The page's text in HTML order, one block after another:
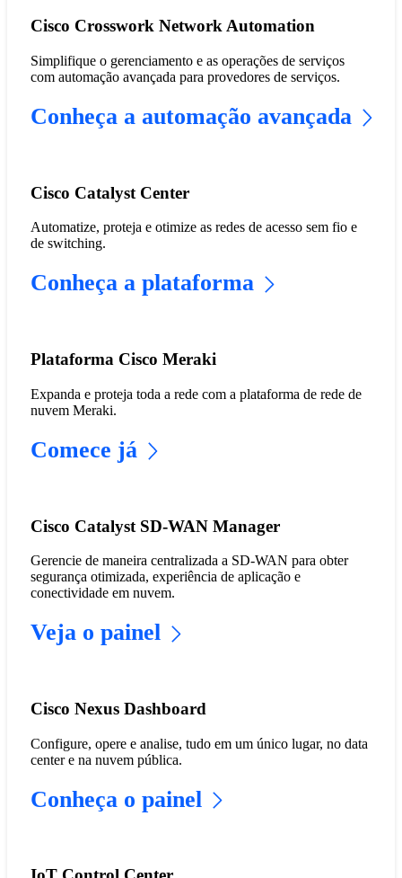
Cisco Crosswork Network Automation
Simplifique o gerenciamento e as operações de serviços
com automação avançada para provedores de serviços.
Conheça a automação avançada
Cisco Catalyst Center
Automatize, proteja e otimize as redes de acesso sem fio e
de switching.
Conheça a plataforma
Plataforma Cisco Meraki
Expanda e proteja toda a rede com a plataforma de rede de
nuvem Meraki.
Comece já
Cisco Catalyst SD-WAN Manager
Gerencie de maneira centralizada a SD-WAN para obter
segurança otimizada, experiência de aplicação e
conectividade em nuvem.
Veja o painel
Cisco Nexus Dashboard
Configure, opere e analise, tudo em um único lugar, no data
center e na nuvem pública.
Conheça o painel